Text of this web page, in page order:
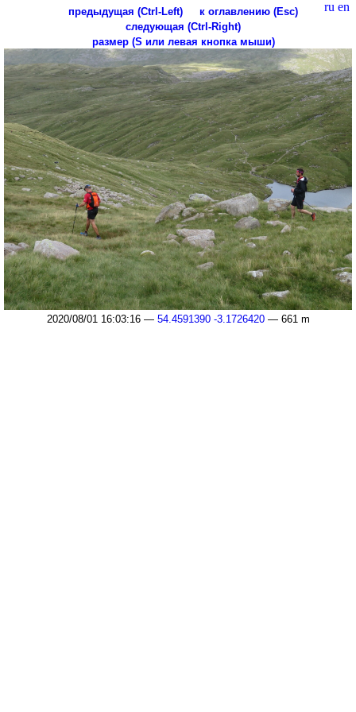
ru en
предыдущая (Ctrl-Left)
к оглавлению (Esc)
следующая (Ctrl-Right)
размер (S или левая кнопка мыши)
2020/08/01 16:03:16 — 54.4591390 -3.1726420— 661 m